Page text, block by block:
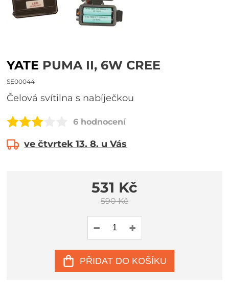
YATE PUMA II, 6W CREE
SE00044
čelová svítilna s nabíječkou
6 hodnocení
ve čtvrtek 13. 8. u Vás
531 Kč
590 Kč
PŘIDAT DO KOŠÍKU